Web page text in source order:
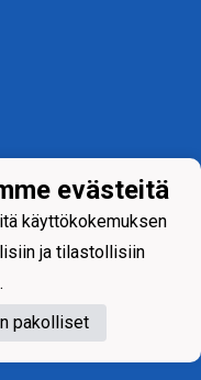
evästeitä
käyttökokemuksen
ja tilastollisiin
pakolliset